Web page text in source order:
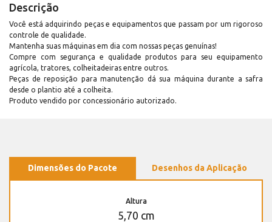
Descrição
Você está adquirindo peças e equipamentos que passam por um rigoroso
controle de qualidade.
Mantenha suas máquinas em dia com nossas peças genuínas!
Compre com segurança e qualidade produtos para seu equipamento
agrícola, tratores, colheitadeiras entre outros.
Peças de reposição para manutenção dá sua máquina durante a safra
desde o plantio até a colheita.
Produto vendido por concessionário autorizado.
Dimensões do Pacote Desenhos da Aplicação
Altura
5,70 cm